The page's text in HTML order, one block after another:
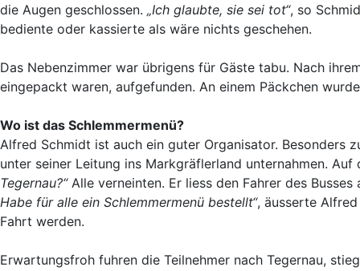
die Augen geschlossen. „Ich glaubte, sie sei tot“, so
bediente oder kassierte als wäre nichts geschehen.
Das Nebenzimmer war übrigens für Gäste tabu. Nach
eingepackt waren, aufgefunden. An einem Päckchen
Wo ist das Schlemmermenü?
Alfred Schmidt ist auch ein guter Organisator. Besonders
unter seiner Leitung ins Markgräflerland unternahmen.
Tegernau?“Alle verneinten. Er liess den Fahrer des
Habe für alle ein Schlemmermenü bestellt“, äusserte
Fahrt werden.
Erwartungsfroh fuhren die Teilnehmer nach Tegernau,